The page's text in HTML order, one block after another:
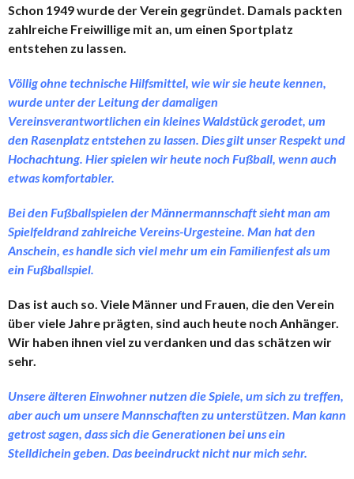
Schon 1949 wurde der Verein gegründet. Damals packten
zahlreiche Freiwillige mit an, um einen Sportplatz
entstehen zu lassen.
Völlig ohne technische Hilfsmittel, wie wir sie heute kennen,
wurde unter der Leitung der damaligen
Vereinsverantwortlichen ein kleines Waldstück gerodet, um
den Rasenplatz entstehen zu lassen. Dies gilt unser Respekt und
Hochachtung. Hier spielen wir heute noch Fußball, wenn auch
etwas komfortabler.
Bei den Fußballspielen der Männermannschaft sieht man am
Spielfeldrand zahlreiche Vereins-Urgesteine. Man hat den
Anschein, es handle sich viel mehr um ein Familienfest als um
ein Fußballspiel.
Das ist auch so. Viele Männer und Frauen, die den Verein
über viele Jahre prägten, sind auch heute noch Anhänger.
Wir haben ihnen viel zu verdanken und das schätzen wir
sehr.
Unsere älteren Einwohner nutzen die Spiele, um sich zu treffen,
aber auch um unsere Mannschaften zu unterstützen. Man kann
getrost sagen, dass sich die Generationen bei uns ein
Stelldichein geben. Das beeindruckt nicht nur mich sehr.